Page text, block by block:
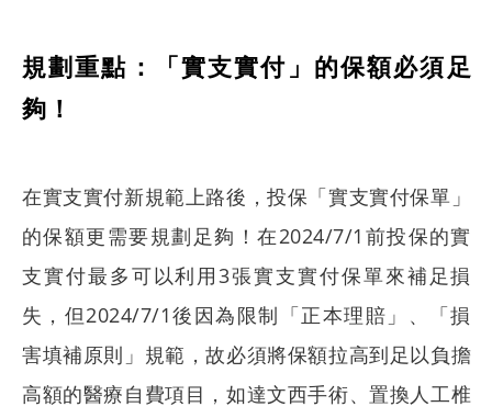
規劃重點：「實支實付」的保額必須足
夠！
在實支實付新規範上路後，投保「實支實付保單」
的保額更需要規劃足夠！在2024/7/1前投保的實
支實付最多可以利用3張實支實付保單來補足損
失，但2024/7/1後因為限制「正本理賠」、「損
害填補原則」規範，故必須將保額拉高到足以負擔
高額的醫療自費項目，如達文西手術、置換人工椎